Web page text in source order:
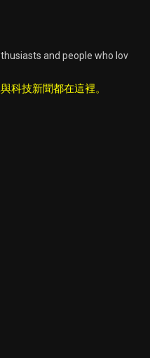
and people who lov
科技新聞都在這裡。